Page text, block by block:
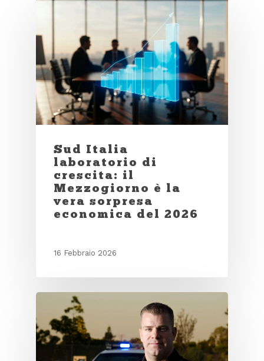
Sud Italia
laboratorio di
crescita: il
Mezzogiorno è la
vera sorpresa
economica del 2026
16 Febbraio 2026